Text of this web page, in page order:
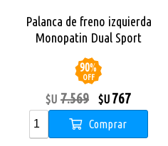
Palanca de freno izquierda
Monopatin Dual Sport
90%
OFF
$U 7.569 $U 767
Comprar